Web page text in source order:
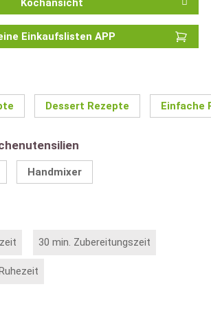
Kochansicht
Einkaufslisten APP
Dessert Rezepte Einfache
Handmixer
30 min. Zubereitungszeit